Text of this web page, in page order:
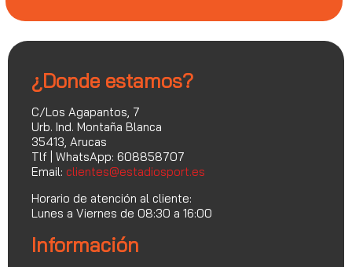
¿Donde estamos?
C/Los Agapantos, 7
Urb. Ind. Montaña Blanca
35413, Arucas
Tlf | WhatsApp: 608858707
Email: clientes@estadiosport.es
Horario de atención al cliente:
Lunes a Viernes de 08:30 a 16:00
Información